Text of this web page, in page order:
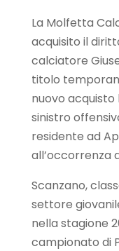
La Molfetta
acquisito il
calciatore
titolo
nuovo
sinistro
residente ad
all’occorrenza
Scanzano,
settore
nella stagione
campionato di